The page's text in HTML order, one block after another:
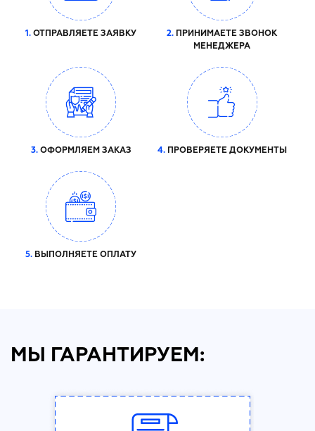
1. ОТПРАВЛЯЕТЕ ЗАЯВКУ 2. ПРИНИМАЕТЕ ЗВОНОК
МЕНЕДЖЕРА
3.ОФОРМЛЯЕМ ЗАКАЗ 4.ПРОВЕРЯЕТЕ ДОКУМЕНТЫ
5. ВЫПОЛНЯЕТЕ ОПЛАТУ
МЫ ГАРАНТИРУЕМ: